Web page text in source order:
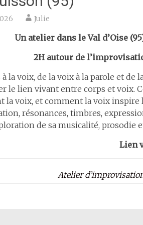
Julie
Un atelier dans le Val d’Oise
2H autour de
la voix, de la voix à la parole et
le lien vivant entre corps et voix.
la voix, et comment la voix inspire
résonances, timbres,
de sa musicalité, prosodie
Lien
Atelier